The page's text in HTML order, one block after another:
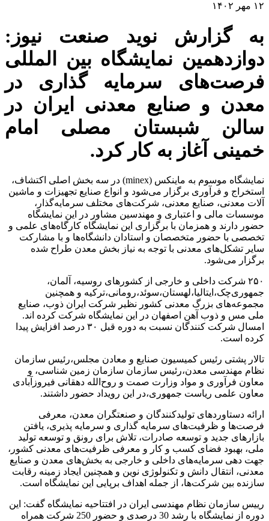
۱۲ مهر ۱۴۰۲
به گزارش نوید صنعت نیوز:
دوازدهمین نمایشگاه بین المللی
فرصت‌های سرمایه گذاری در
معدن و صنایع معدنی ایران در
سالن شبستان مصلی امام
خمینی آغاز به کار کرد.
نمایشگاه موسوم به ماینکس (minex) در سه بخش اصلی اکتشاف،
استخراج و فرآوری برگزار می‌شود و انواع صنایع تجهیزات و ماشین
آلات معدنی، صنایع معدنی، شرکت‌های مختلف سرمایه‌گذار،
موسسات مالی و اعتباری و مهندسین مشاور در این نمایشگاه
حضور دارند و همزمان با برگزاری این نمایشگاه کارگاه‌های علمی و
تخصصی با حضور متخصصان و استادان دانشگاه‌ها و با مشارکت
سایر تشکل‌های معدنی با توجه به نیاز بخش معدن طراح شده
برگزار می‌شود.
۲۵۰ شرکت داخلی و خارجی از کشورهای روسیه، آلمان،
جمهوری‌چک،ایتالیا،لهستان،سوئد،رومانی،ترکیه و همچنین
مجموعه‌های بزرگ معدنی کشور نظیر شرکت ایران ذوب، صنایع
ملی مس و ذوب آهن اصفهان در این نمایشگاه شرکت کرده اند.
امسال شرکت کنندگان نسبت به دوره قبل ۳۰ درصد افزایش پیدا
کرده است.
تالار پشتی رئیس کمیسیون صنایع و معادن مجلس،رئیس سازمان
نظام مهندسی معدن،رئیس سازمان سازمان زمین شناسی، و
معاون فرآوری و مواد وزارت صمت و روح‌الله دهقانی فیروزآبادی
معاون علمی ریاست جمهوری،در این رویداد حضور داشتند.
ارائه دستاورد‌های تولیدکنندگان و صنعتگران معدن، معرفی
فرصت‌ها و ظرفیت‌های سرمایه گذاری و سرمایه پذیری، یافتن
بازار‌های جدید و توسعه صادرات، تلاش برای رونق و توسعه تولید
ملی، بهبود فضای کسب و کار و معرفی ظرفیت‌های معدنی کشور،
جهت دهی سرمایه‌های داخلی و خارجی به بخش‌های معدن و صنایع
معدنی، انتقال دانش و تکنولوژی نوین و همچنین ایجاد زمینه رقابت
سازنده بین شرکت‌ها، از جمله اهداف برپایی این نمایشگاه است.
رییس سازمان نظام مهندسی ایران در افتتاحیه نمایشگاه گفت: این
دوره از نمایشگاه با رشد 30 درصدی و حضور 250 شرکت همراه